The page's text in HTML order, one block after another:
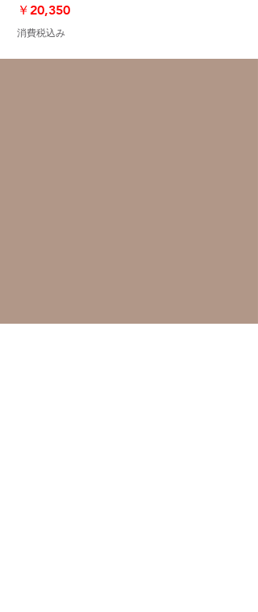
価格
￥20,350
消費税込み